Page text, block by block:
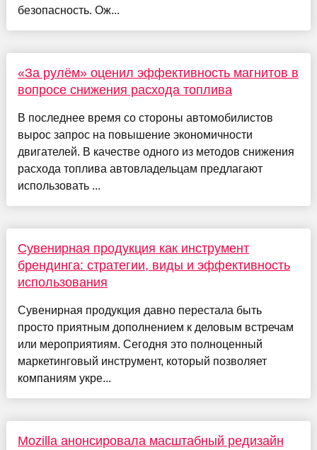
безопасность. Ож...
«За рулём» оценил эффективность магнитов в
вопросе снижения расхода топлива
В последнее время со стороны автомобилистов
вырос запрос на повышение экономичности
двигателей. В качестве одного из методов снижения
расхода топлива автовладельцам предлагают
использовать ...
Сувенирная продукция как инструмент
брендинга: стратегии, виды и эффективность
использования
Сувенирная продукция давно перестала быть
просто приятным дополнением к деловым встречам
или мероприятиям. Сегодня это полноценный
маркетинговый инструмент, который позволяет
компаниям укре...
Mozilla анонсировала масштабный редизайн